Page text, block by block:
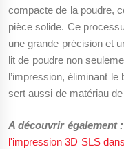
compacte de la poudre,
pièce solide. Ce
une grande précision et
lit de poudre non
l’impression, éliminant
sert aussi de matériau
A découvrir également :
l'impression 3D SLS